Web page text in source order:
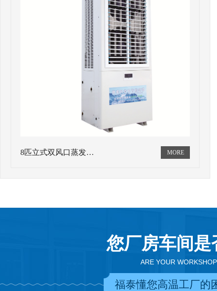
8匹立式双风口蒸发…
您厂房车间
ARE YOUR
福泰懂您高温工厂的